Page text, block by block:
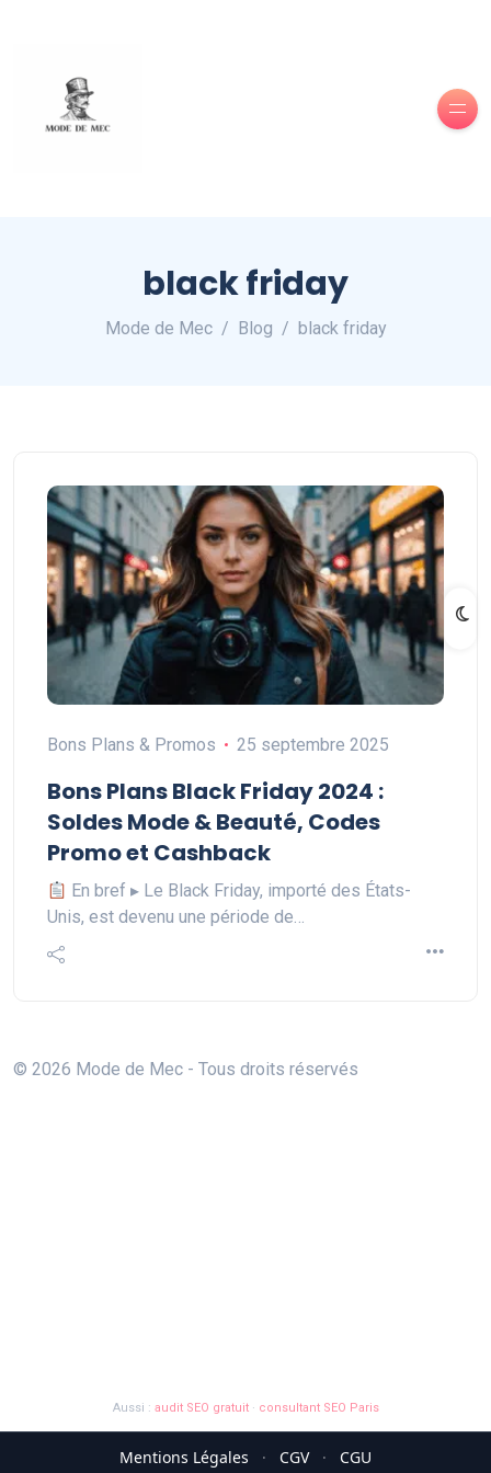
black friday
Mode de Mec Blog black friday
Bons Plans & Promos 25 septembre 2025
Bons Plans Black Friday 2024 :
Soldes Mode & Beauté, Codes
Promo et Cashback
En bref ▸ Le Black Friday, importé des États-
Unis, est devenu une période de…
© 2026 Mode de Mec - Tous droits réservés
Aussi : audit SEO gratuit· consultant SEO Paris
Mentions Légales · CGV · CGU